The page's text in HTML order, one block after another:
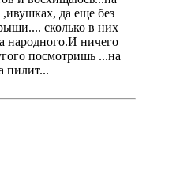
да еще без
сколько в них
народного.И ничего
посмотришь ...на
пилит...